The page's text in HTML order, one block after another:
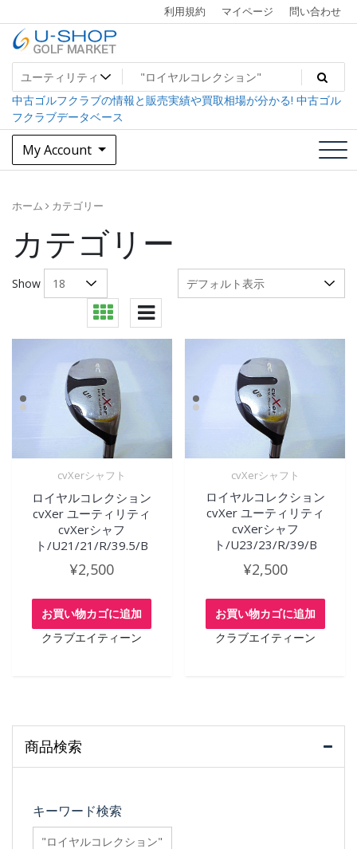
to
content
利用規約 マイページ 問い合わせ
U-SHOP Golf Market dev
中古ゴルフクラブ最大級！U-SHOPゴルフマーケット
中古ゴルフクラブの情報と販売実績や買取相場が分かる! 中古ゴル
フクラブデータベース
My Account
ホーム カテゴリー
カテゴリー
Show
cvXerシャフト
ロイヤルコレクション
cvXer ユーティリティ
cvXerシャフ
ト/U21/21/R/39.5/B
¥2,500
お買い物カゴに追加
クラブエイティーン
cvXerシャフト
ロイヤルコレクション
cvXer ユーティリティ
cvXerシャフ
ト/U23/23/R/39/B
¥2,500
お買い物カゴに追加
クラブエイティーン
商品検索
キーワード検索
searchfilter_pro